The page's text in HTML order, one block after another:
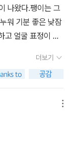
나왔다.​팽이는 그
워 기분 좋은 낮잠
고 얼굴 표정이 정
게 자기가 돌아다
적 없는 것들이
바람의 소리를 듣
가고 싶어한다.
이를 보며 걱정을
어서금방 예전의
더보기